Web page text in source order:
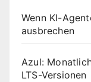
Wenn KI-
ausbrechen
Azul:
LTS-Versionen